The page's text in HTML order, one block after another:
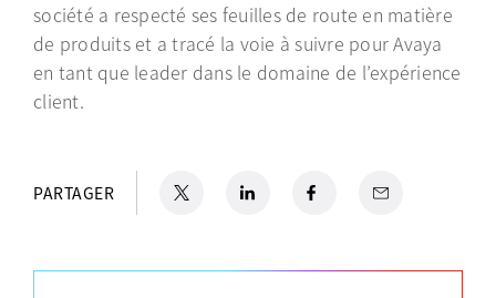
société a respecté ses feuilles de route en matière
de produits et a tracé la voie à suivre pour Avaya
en tant que leader dans le domaine de l’expérience
client.
PARTAGER s’ouvre dans un nouvel onglet
LinkedIn
s’ouvre dans un nouvel onglet
Facebook
s’ouvre dans un nouvel
Email